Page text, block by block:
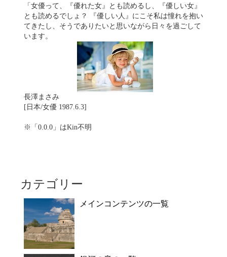
「女優って、『優れた女』とも読めるし、『優しい女』
とも読めるでしょ？ 『優しい人』にこそ私は憧れを抱い
てきたし、そうでありたいと思いながら日々を過ごして
います。
長澤まさみ
[日本/女優 1987.6.3]
※「0.0.0」はKin不明
カテゴリー
メインコンテンツの一覧